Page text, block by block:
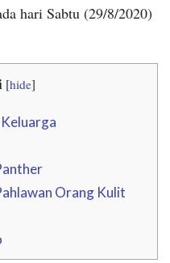
hari Sabtu (29/8/2020)
[hide]
Orang Kulit